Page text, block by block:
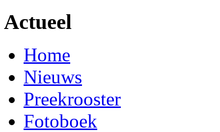
Actueel
Home
Nieuws
Preekrooster
Fotoboek